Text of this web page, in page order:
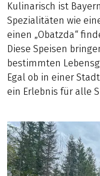
Kulinarisch ist
Spezialitäten wie
einen „Obatzda“
Diese Speisen
bestimmten
Egal ob in einer
ein Erlebnis für alle